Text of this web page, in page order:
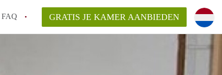
FAQ
vinden!
GRATIS JE KAMER AANBIEDEN